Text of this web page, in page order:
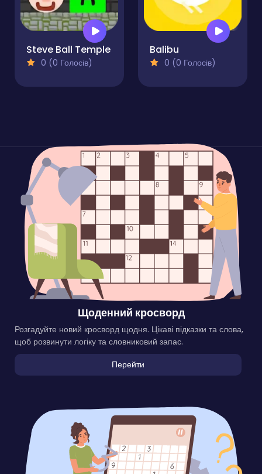
Steve Ball Temple
0 (0 Голосів)
Balibu
0 (0 Голосів)
Щоденний кросворд
Розгадуйте новий кросворд щодня. Цікаві підказки та слова,
щоб розвинути логіку та словниковий запас.
Перейти